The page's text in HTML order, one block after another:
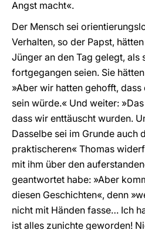
Angst macht«.
Der Mensch sei
Verhalten, so der Papst,
Jünger an den Tag gelegt, als
fortgegangen seien. Sie
»Aber wir hatten gehofft,
sein würde.« Und weiter:
dass wir enttäuscht wurden.
Dasselbe sei im Grunde auch
praktischeren« Thomas
mit ihm über den
geantwortet habe: »Aber
diesen Geschichten«, denn
nicht mit Händen fasse… Ich
ist alles zunichte geworden!